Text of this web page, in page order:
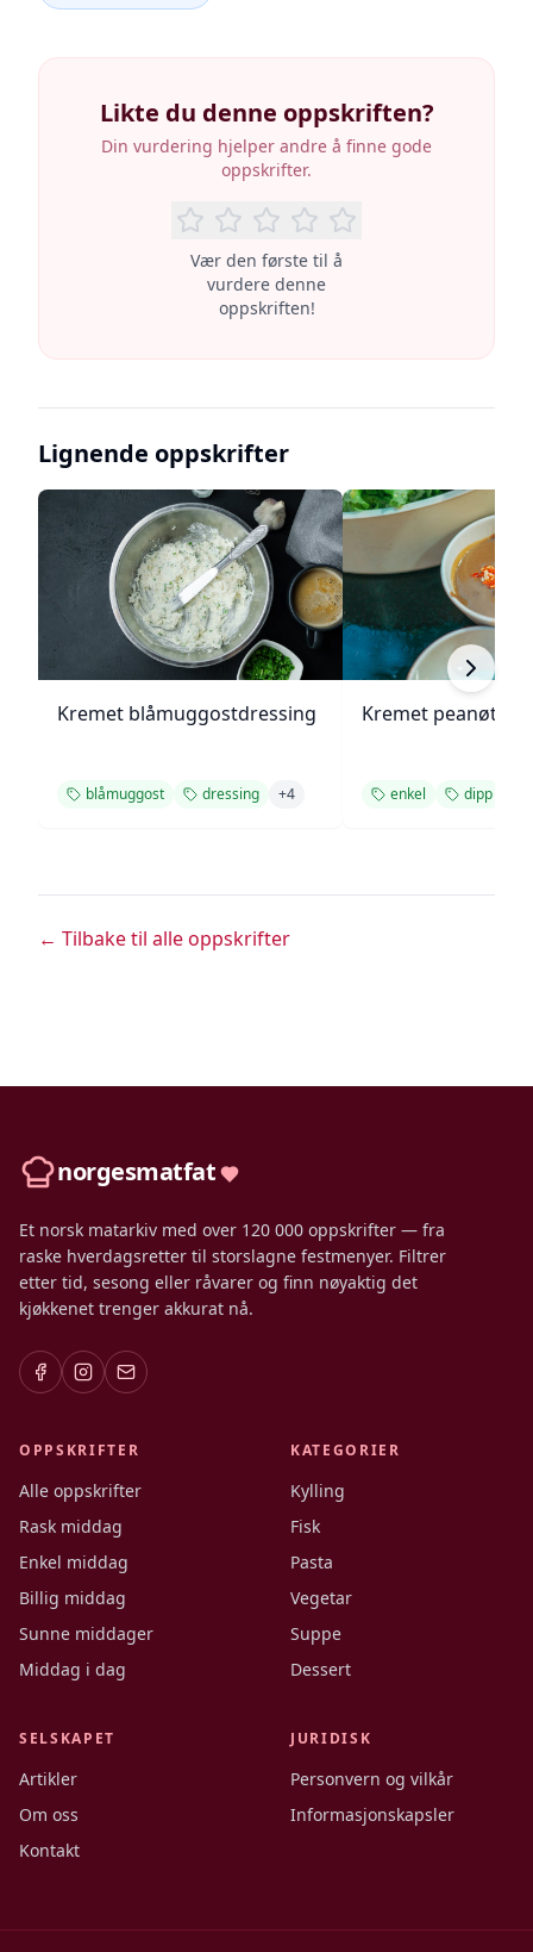
Likte du denne oppskriften?
Din vurdering hjelper andre å finne gode
oppskrifter.
Vær den første til å
vurdere denne
oppskriften!
Lignende oppskrifter
Kremet blåmuggostdressing
blåmuggost dressing +4
Kremet
enkel dipp
← Tilbake til alle oppskrifter
norgesmatfat
Et norsk matarkiv med over 120 000 oppskrifter — fra
raske hverdagsretter til storslagne festmenyer. Filtrer
etter tid, sesong eller råvarer og finn nøyaktig det
kjøkkenet trenger akkurat nå.
OPPSKRIFTER
Alle oppskrifter
Rask middag
Enkel middag
Billig middag
Sunne middager
Middag i dag
KATEGORIER
Kylling
Fisk
Pasta
Vegetar
Suppe
Dessert
SELSKAPET
Artikler
Om oss
Kontakt
JURIDISK
Personvern og vilkår
Informasjonskapsler